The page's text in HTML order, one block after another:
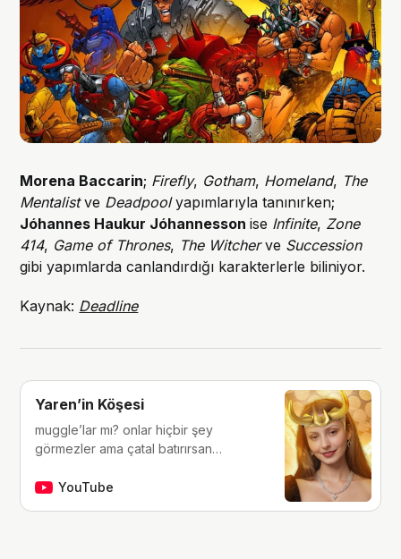
Morena Baccarin; Firefly, Gotham, Homeland, The
Mentalistve Deadpoolyapımlarıyla tanınırken;
Jóhannes Haukur Jóhannessonise Infinite, Zone
414, Game of Thrones, The Witcherve Succession
gibi yapımlarda canlandırdığı karakterlerle biliniyor.
Kaynak: Deadline
Yaren’in Köşesi
muggle’lar mı? onlar hiçbir şey
görmezler ama çatal batırırsan
çocukluğumdan beri tutkunu olduğum
YouTube